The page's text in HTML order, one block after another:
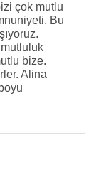
çok mutlu
Bu
bize.
Alina